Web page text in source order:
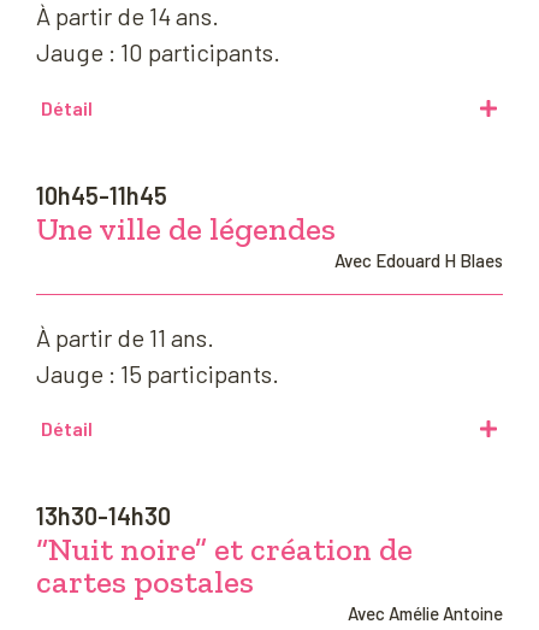
À partir de 14 ans.
Jauge : 10 participants.
Détail
10h45-11h45
Une ville de légendes
Avec Edouard H Blaes
À partir de 11 ans.
Jauge : 15 participants.
Détail
13h30-14h30
“Nuit noire” et création de
cartes postales
Avec Amélie Antoine